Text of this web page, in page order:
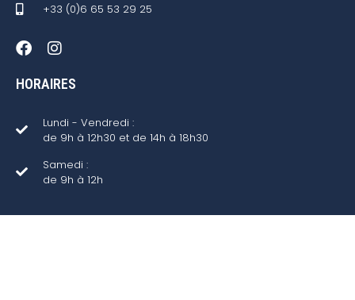
+33 (0)6 65 53 29 25
HORAIRES
Lundi - Vendredi :
de 9h à 12h30 et de 14h à 18h30
Samedi :
de 9h à 12h